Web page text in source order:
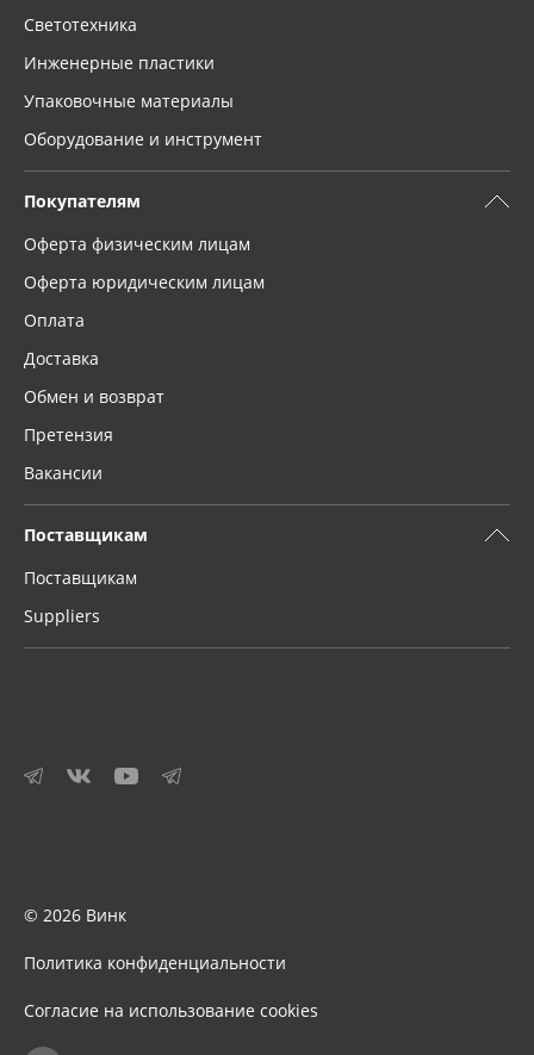
Светотехника
Инженерные пластики
Упаковочные материалы
Оборудование и инструмент
Покупателям
Оферта физическим лицам
Оферта юридическим лицам
Оплата
Доставка
Обмен и возврат
Претензия
Вакансии
Поставщикам
Поставщикам
Suppliers
© 2026 Винк
Политика конфиденциальности
Согласие на использование cookies